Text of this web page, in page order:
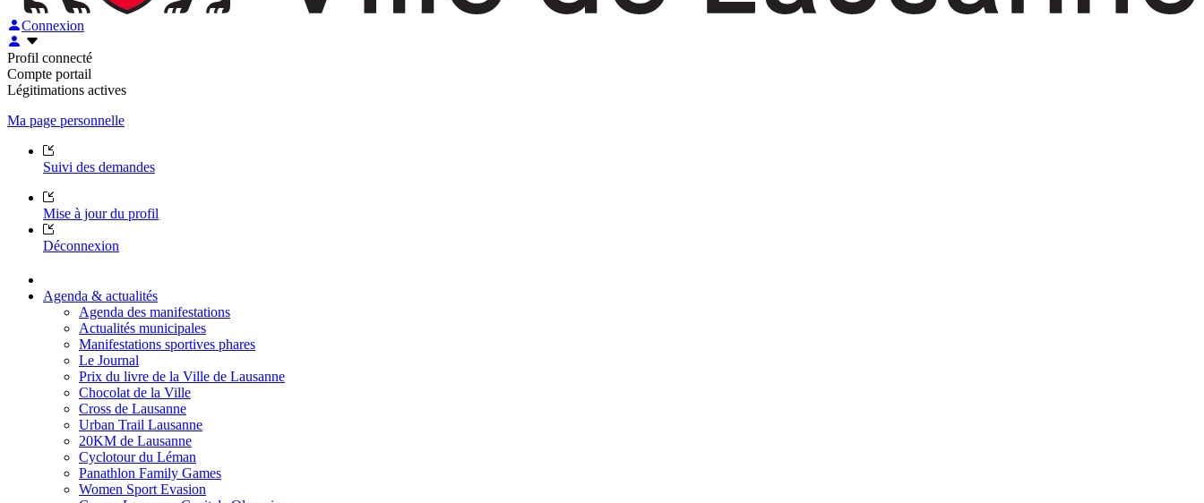
Connexion
Profil connecté
Compte portail
Légitimations actives
Ma page personnelle
Suivi des demandes
Mise à jour du profil
Déconnexion
Agenda & actualités
Agenda des manifestations
Actualités municipales
Manifestations sportives phares
Le Journal
Prix du livre de la Ville de Lausanne
Chocolat de la Ville
Cross de Lausanne
Urban Trail Lausanne
20KM de Lausanne
Cyclotour du Léman
Panathlon Family Games
Women Sport Evasion